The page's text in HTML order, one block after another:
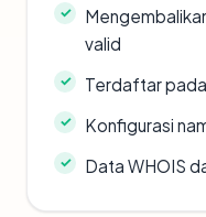
valid
Terdaftar
Konfigurasi
Data WHOIS